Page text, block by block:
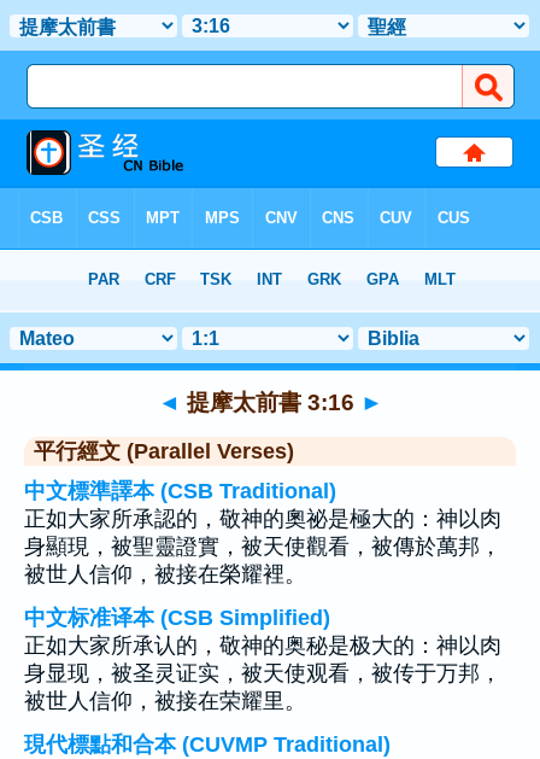
章 3 > 聖經金句 16
◄ 提摩太前書 3:16 ►
平行經文 (Parallel Verses)
中文標準譯本 (CSB Traditional)
正如大家所承認的，敬神的奧祕是極大的：神以肉
身顯現，被聖靈證實，被天使觀看，被傳於萬邦，
被世人信仰，被接在榮耀裡。
中文标准译本 (CSB Simplified)
正如大家所承认的，敬神的奥秘是极大的：神以肉
身显现，被圣灵证实，被天使观看，被传于万邦，
被世人信仰，被接在荣耀里。
現代標點和合本 (CUVMP Traditional)